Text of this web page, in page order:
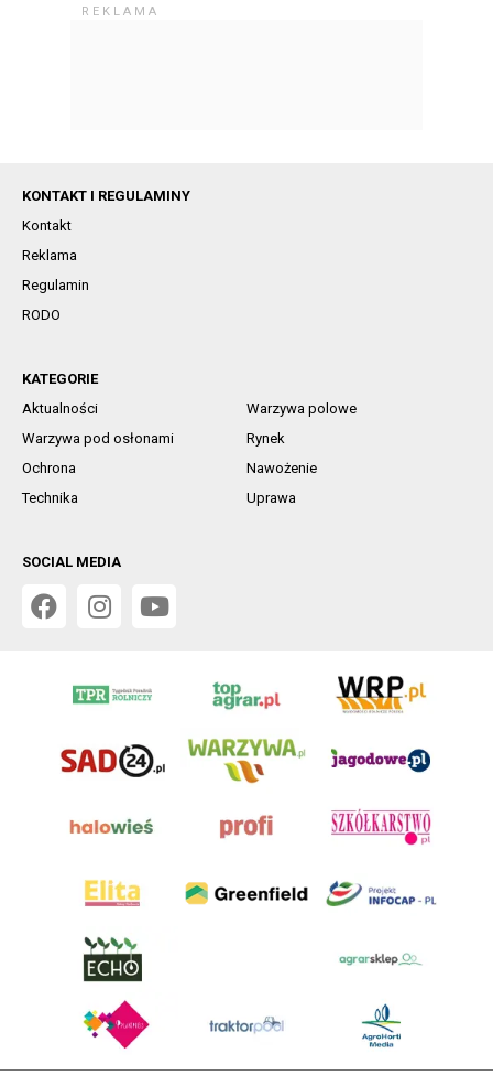
KONTAKT I REGULAMINY
Kontakt
Reklama
Regulamin
RODO
KATEGORIE
Aktualności
Warzywa polowe
Warzywa pod osłonami
Rynek
Ochrona
Nawożenie
Technika
Uprawa
SOCIAL MEDIA